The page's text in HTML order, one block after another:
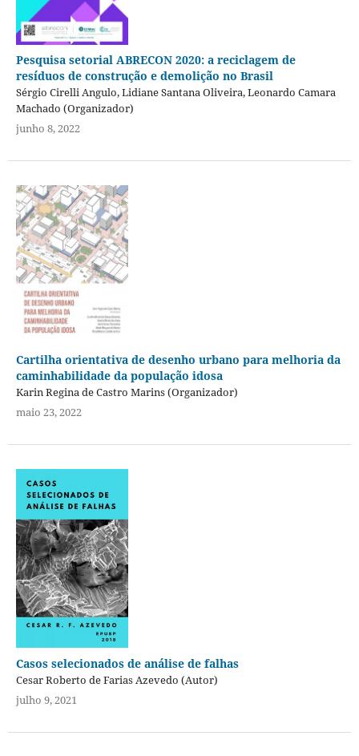
Pesquisa setorial ABRECON 2020: a reciclagem de
resíduos de construção e demolição no Brasil
Sérgio Cirelli Angulo, Lidiane Santana Oliveira, Leonardo Camara
Machado (Organizador)
junho 8, 2022
Cartilha orientativa de desenho urbano para melhoria da
caminhabilidade da população idosa
Karin Regina de Castro Marins (Organizador)
maio 23, 2022
Casos selecionados de análise de falhas
Cesar Roberto de Farias Azevedo (Autor)
julho 9, 2021